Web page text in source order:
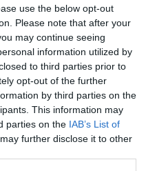
use the below opt-out
Please note that after your
may continue seeing
information utilized by
to third parties prior to
opt-out of the further
by third parties on the
This information may
parties on the IAB’s List of
further disclose it to other
l'arrivo dell'attaccante classe